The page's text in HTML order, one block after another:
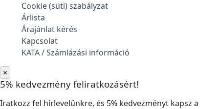
Cookie (süti) szabályzat
Árlista
Árajánlat kérés
Kapcsolat
KATA / Számlázási információ
×
5% kedvezmény feliratkozásért!
Iratkozz fel hírlevelünkre, és 5% kedvezményt kapsz a